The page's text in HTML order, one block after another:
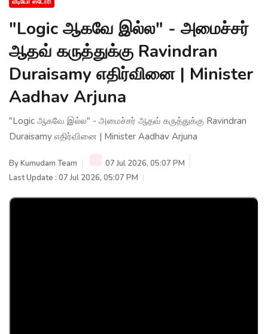
"Logic ஆகவே இல்ல" - அமைச்சர்
ஆதவ் கருத்துக்கு Ravindran
Duraisamy எதிர்வினை | Minister
Aadhav Arjuna
"Logic ஆகவே இல்ல" - அமைச்சர் ஆதவ் கருத்துக்கு Ravindran
Duraisamy எதிர்வினை | Minister Aadhav Arjuna
ByKumudam Team
07 Jul 2026, 05:07 PM
Last Update : 07 Jul 2026, 05:07 PM